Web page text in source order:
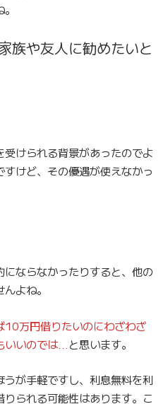
族や友人に勧めたいと
けられる背景があったのでよ
けど、その優遇が使えなかっ
ならなかったりすると、他の
よね。
10万円借りたいのにわざわざ
いのでは… と思います。
が手軽ですし、利息無料を利
られる可能性はあります。こ